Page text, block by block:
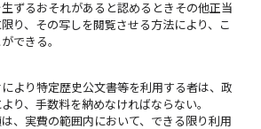
ずるおそれがあると認めるときその他正当
り、その写しを閲覧させる方法により、こ
できる。
より特定歴史公文書等を利用する者は、政
り、手数料を納めなければならない。
、実費の範囲内において、できる限り利用